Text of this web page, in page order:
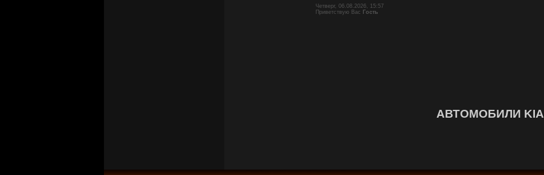
Четверг, 06.08.2026, 15:57
Приветствую Вас Гость
АВТОМОБИЛИ KIA